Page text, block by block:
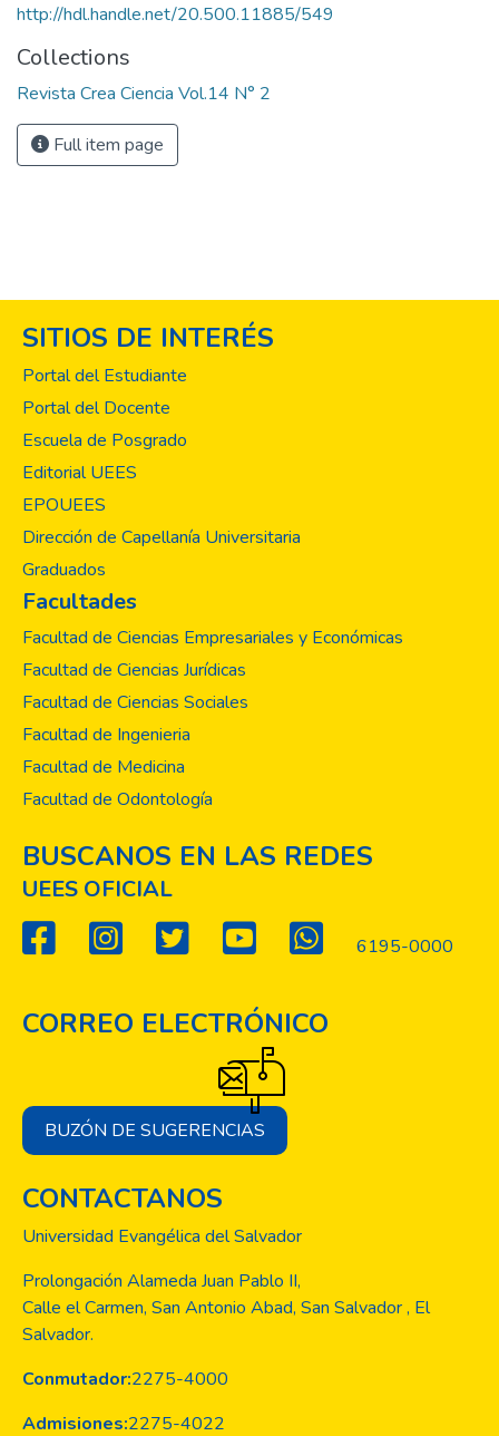
http://hdl.handle.net/20.500.11885/549
Collections
Revista Crea Ciencia Vol.14 N° 2
Full item page
SITIOS DE INTERÉS
Portal del Estudiante
Portal del Docente
Escuela de Posgrado
Editorial UEES
EPOUEES
Dirección de Capellanía Universitaria
Graduados
Facultades
Facultad de Ciencias Empresariales y Económicas
Facultad de Ciencias Jurídicas
Facultad de Ciencias Sociales
Facultad de Ingenieria
Facultad de Medicina
Facultad de Odontología
BUSCANOS EN LAS REDES
UEES OFICIAL
6195-0000
CORREO ELECTRÓNICO
BUZÓN DE SUGERENCIAS
CONTACTANOS
Universidad Evangélica del Salvador
Prolongación Alameda Juan Pablo II,
Calle el Carmen, San Antonio Abad, San Salvador , El
Salvador.
Conmutador:2275-4000
Admisiones:2275-4022